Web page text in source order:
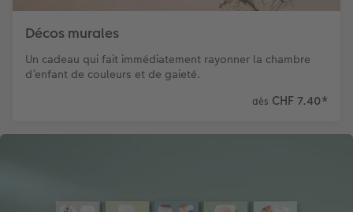
Décos murales
Un cadeau qui fait immédiatement rayonner la chambre
d’enfant de couleurs et de gaieté.
dès CHF 7.40*